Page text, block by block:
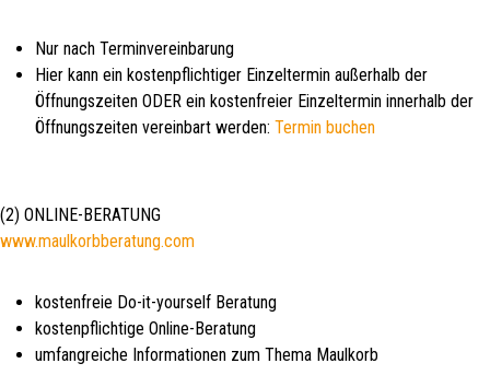
Nur nach Terminvereinbarung
Hier kann ein kostenpflichtiger Einzeltermin außerhalb der
Öffnungszeiten ODER ein kostenfreier Einzeltermin innerhalb der
Öffnungszeiten vereinbart werden: Termin buchen
(2) ONLINE-BERATUNG
www.maulkorbberatung.com
kostenfreie Do-it-yourself Beratung
kostenpflichtige Online-Beratung
umfangreiche Informationen zum Thema Maulkorb